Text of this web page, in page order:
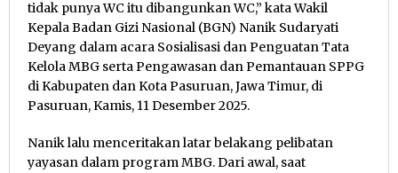
tidak punya WC itu dibangunkan WC,” kata Wakil
Kepala Badan Gizi Nasional (BGN) Nanik Sudaryati
Deyang dalam acara Sosialisasi dan Penguatan Tata
Kelola MBG serta Pengawasan dan Pemantauan SPPG
di Kabupaten dan Kota Pasuruan, Jawa Timur, di
Pasuruan, Kamis, 11 Desember 2025.
Nanik lalu menceritakan latar belakang pelibatan
yayasan dalam program MBG. Dari awal, saat